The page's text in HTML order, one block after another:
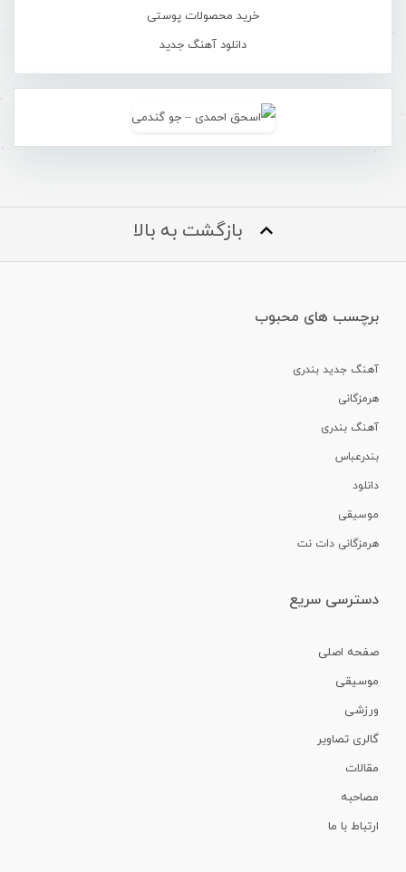
خرید محصولات پوستی
دانلود آهنگ جدید
بازگشت به بالا
برچسب های محبوب
آهنگ جدید بندری
هرمزگانی
آهنگ بندری
بندرعباس
دانلود
موسیقی
هرمزگانی دات نت
دسترسی سریع
صفحه اصلی
موسیقی
ورزشی
گالری تصاویر
مقالات
مصاحبه
ارتباط با ما